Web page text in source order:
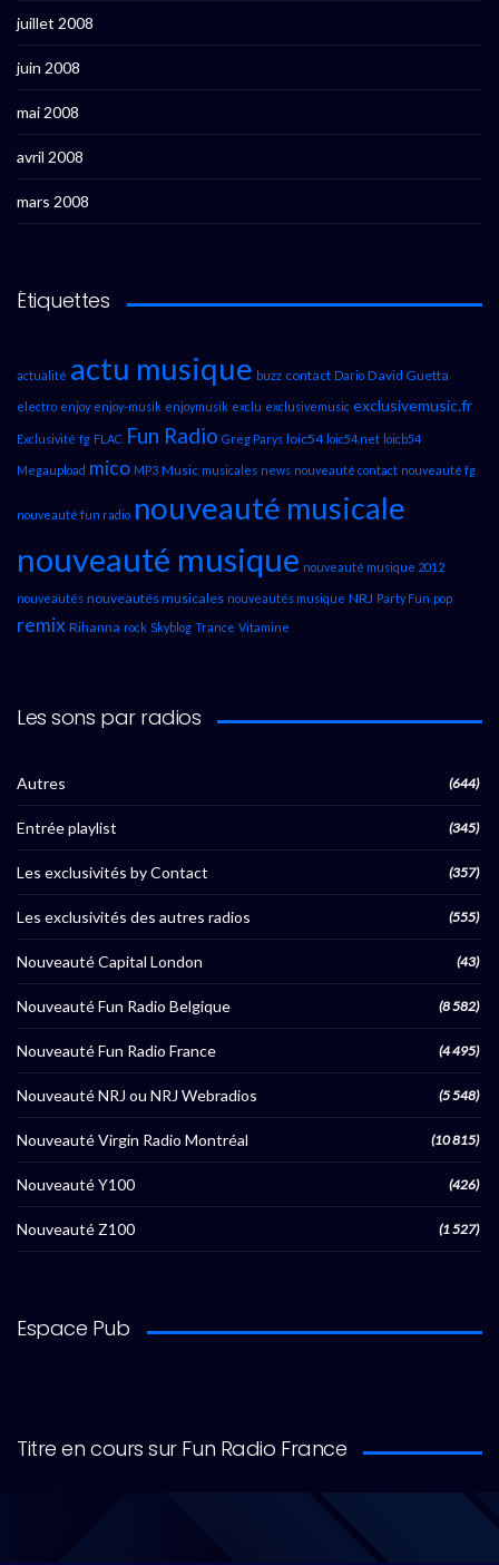
juillet 2008
juin 2008
mai 2008
avril 2008
mars 2008
Étiquettes
actualité actu musique buzz contact Dario David Guetta
electro enjoy enjoy-musik enjoymusik exclu exclusivemusic exclusivemusic.fr
Exclusivité fg FLAC Fun Radio Greg Parys loic54 loic54.net loicb54
Megaupload mico MP3 Music musicales news nouveauté contact nouveauté fg
nouveauté fun radio nouveauté musicale
nouveauté musique nouveauté musique 2012
nouveautés nouveautés musicales nouveautés musique NRJ Party Fun pop
remix Rihanna rock Skyblog Trance Vitamine
Les sons par radios
Autres (644)
Entrée playlist (345)
Les exclusivités by Contact (357)
Les exclusivités des autres radios (555)
Nouveauté Capital London (43)
Nouveauté Fun Radio Belgique (8 582)
Nouveauté Fun Radio France (4 495)
Nouveauté NRJ ou NRJ Webradios (5 548)
Nouveauté Virgin Radio Montréal (10 815)
Nouveauté Y100 (426)
Nouveauté Z100 (1 527)
Espace Pub
Titre en cours sur Fun Radio France